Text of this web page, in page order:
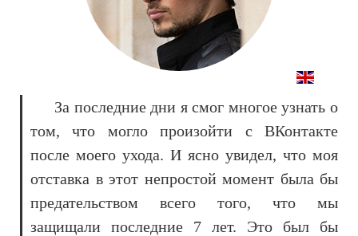
За последние дни я смог многое узнать о
том, что могло произойти с ВКонтакте
после моего ухода. И ясно увидел, что моя
отставка в этот непростой момент была бы
предательством всего того, что мы
защищали последние 7 лет. Это был бы